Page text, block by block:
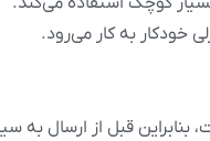
خودکار به کار می‌رود.
قبل از ارسال به